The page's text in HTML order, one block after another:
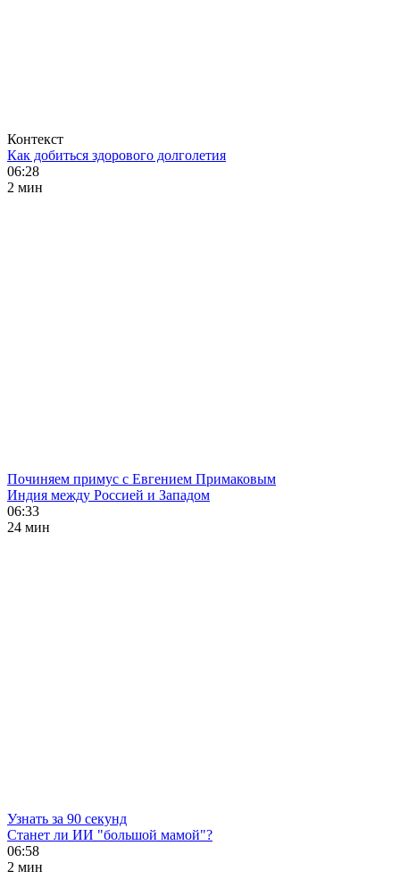
Контекст
Как добиться здорового долголетия
06:28
2 мин
Починяем примус с Евгением Примаковым
Индия между Россией и Западом
06:33
24 мин
Узнать за 90 секунд
Станет ли ИИ "большой мамой"?
06:58
2 мин